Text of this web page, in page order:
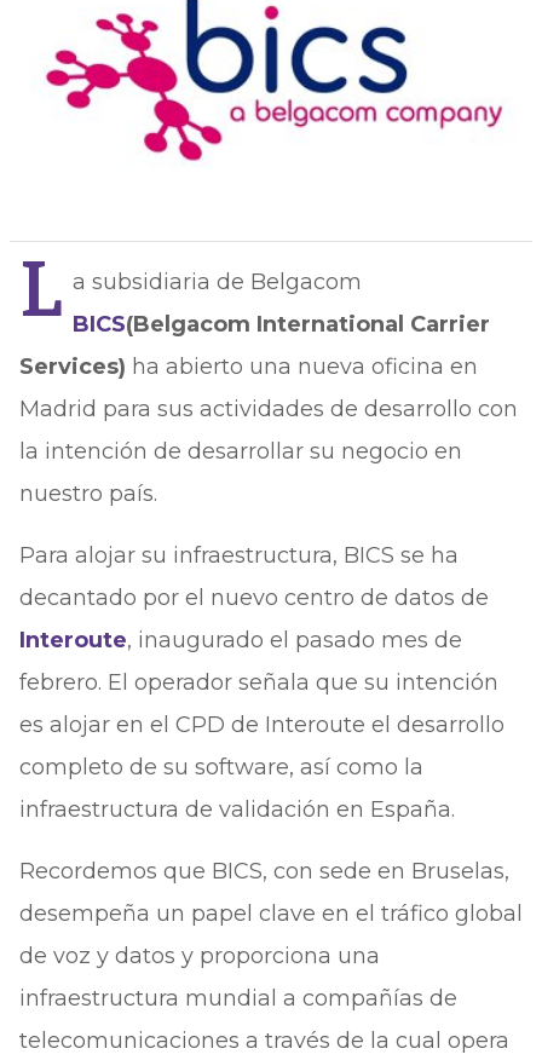
L a subsidiaria de Belgacom
BICS(Belgacom International Carrier
Services) ha abierto una nueva oficina en
Madrid para sus actividades de desarrollo con
la intención de desarrollar su negocio en
nuestro país.
Para alojar su infraestructura, BICS se ha
decantado por el nuevo centro de datos de
Interoute, inaugurado el pasado mes de
febrero. El operador señala que su intención
es alojar en el CPD de Interoute el desarrollo
completo de su software, así como la
infraestructura de validación en España.
Recordemos que BICS, con sede en Bruselas,
desempeña un papel clave en el tráfico global
de voz y datos y proporciona una
infraestructura mundial a compañías de
telecomunicaciones a través de la cual opera